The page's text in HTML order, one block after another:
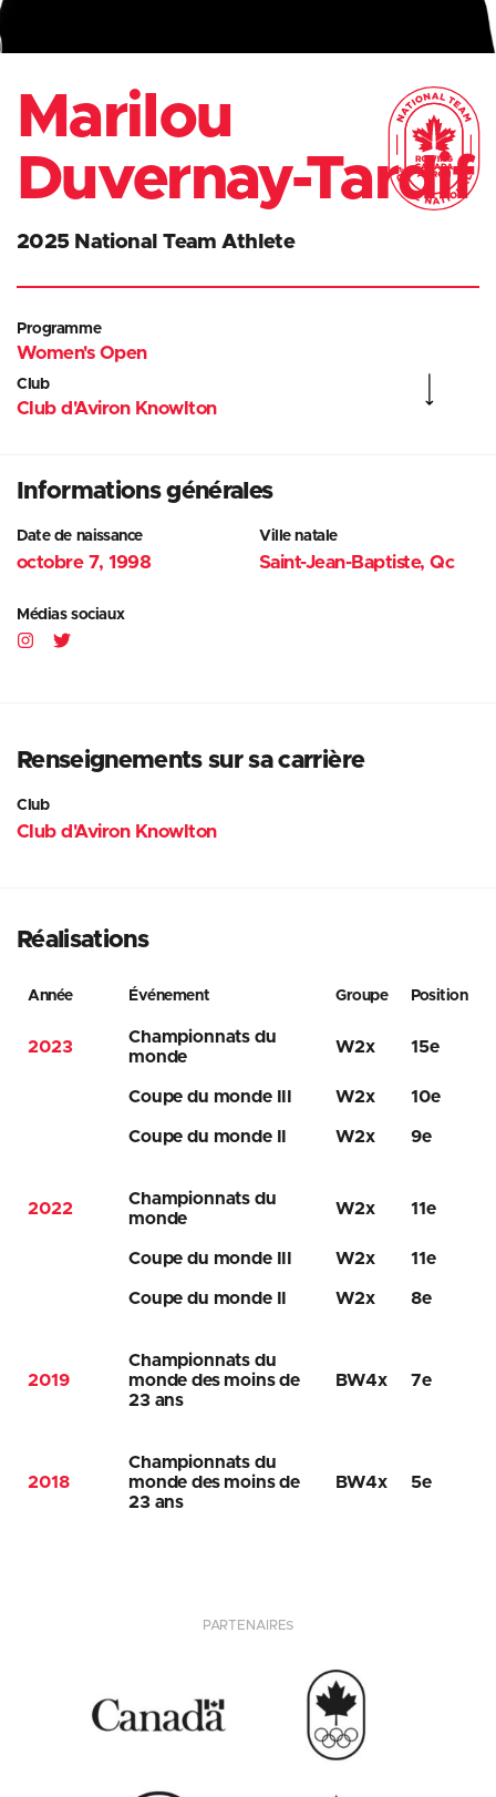
Marilou
Duvernay-Tardif
2025 National Team Athlete
Programme
Women's Open
Club
Club d'Aviron Knowlton
Informations générales
Date de naissance
octobre 7, 1998
Ville natale
Saint-Jean-Baptiste, Qc
Médias sociaux
Renseignements sur sa carrière
Club
Club d'Aviron Knowlton
Réalisations
Année Événement Groupe Position
2023
Championnats du
monde
W2x 15e
Coupe du monde III W2x 10e
Coupe du monde II W2x 9e
2022
Championnats du
monde
W2x 11e
Coupe du monde III W2x 11e
Coupe du monde II W2x 8e
2019
Championnats du
monde des moins de
23 ans
BW4x 7e
2018
Championnats du
monde des moins de
23 ans
BW4x 5e
PARTENAIRES